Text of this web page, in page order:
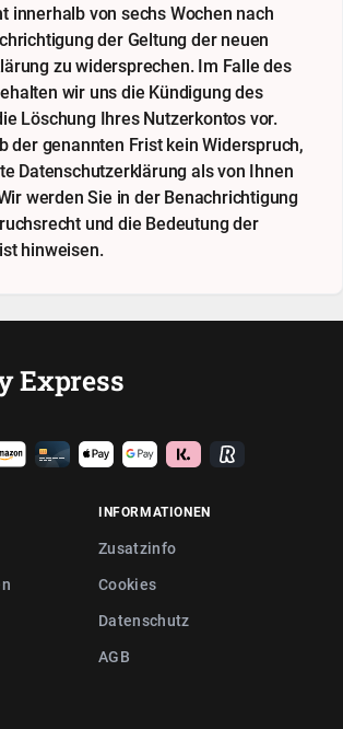
innerhalb von sechs Wochen nach
der Geltung der neuen
zu widersprechen. Im Falle des
wir uns die Kündigung des
Löschung Ihres Nutzerkontos vor.
der genannten Frist kein Widerspruch,
Datenschutzerklärung als von Ihnen
werden Sie in der Benachrichtigung
und die Bedeutung der
hinweisen.
Express
INFORMATIONEN
Zusatzinfo
Cookies
Datenschutz
AGB